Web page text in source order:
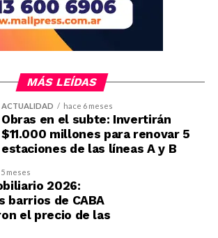
MÁS LEÍDAS
ACTUALIDAD hace 6 meses
Obras en el subte: Invertirán
$11.000 millones para renovar 5
estaciones de las líneas A y B
meses
2026:
barrios de CABA
el precio de las